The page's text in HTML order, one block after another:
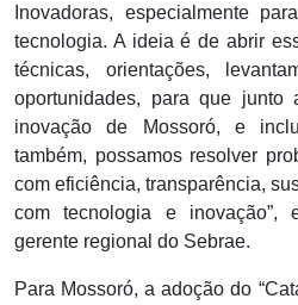
Inovadoras, especialmente
tecnologia. A ideia é de abrir
técnicas, orientações,
oportunidades, para que
inovação de Mossoró, e
também, possamos resolver
com eficiência, transparência,
com tecnologia e inovação”,
gerente regional do Sebrae.
Para Mossoró, a adoção do